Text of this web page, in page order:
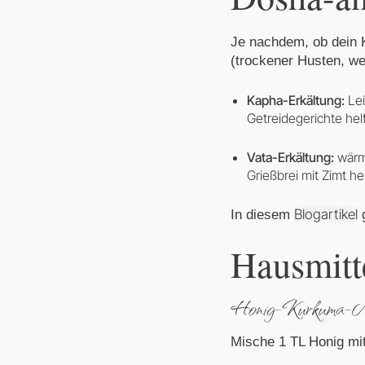
Je nachdem, ob dein
(trockener Husten,
Kapha-Erkältung:
Getreidegerichte
Vata-Erkältung:
Grießbrei mit Zimt
In diesem Blogartikel
Honig-Kurkuma-
Mische 1 TL Honig